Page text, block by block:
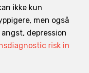
ikke kun
men også
depression
risk in